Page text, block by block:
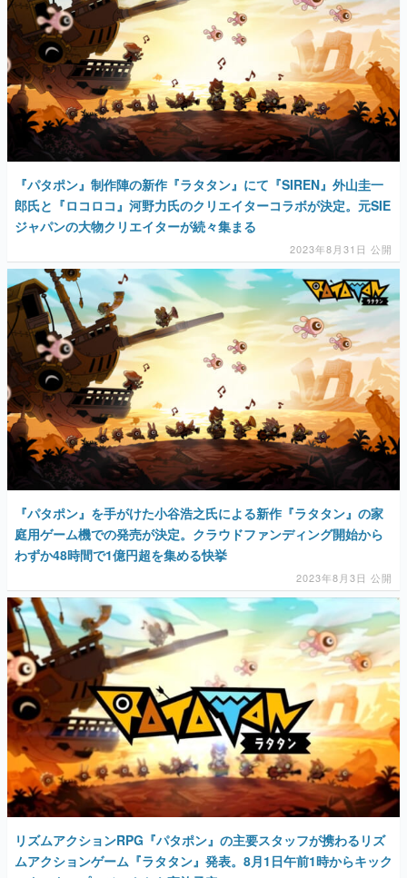
『パタポン』制作陣の新作『ラタタン』にて『SIREN』外山圭一
郎氏と『ロコロコ』河野力氏のクリエイターコラボが決定。元SIE
ジャパンの大物クリエイターが続々集まる
2023年8月31日 公開
『パタポン』を手がけた小谷浩之氏による新作『ラタタン』の家
庭用ゲーム機での発売が決定。クラウドファンディング開始から
わずか48時間で1億円超を集める快挙
2023年8月3日 公開
リズムアクションRPG『パタポン』の主要スタッフが携わるリズ
ムアクションゲーム『ラタタン』発表。8月1日午前1時からキック